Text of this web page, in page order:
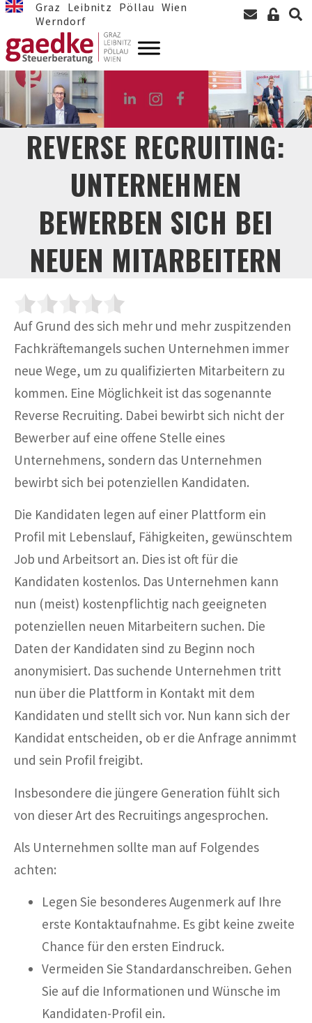
Graz Leibnitz Pöllau Wien
Werndorf
REVERSE RECRUITING:
UNTERNEHMEN
BEWERBEN SICH BEI
NEUEN MITARBEITERN
Auf Grund des sich mehr und mehr zuspitzenden
Fachkräftemangels suchen Unternehmen immer
neue Wege, um zu qualifizierten Mitarbeitern zu
kommen. Eine Möglichkeit ist das sogenannte
Reverse Recruiting. Dabei bewirbt sich nicht der
Bewerber auf eine offene Stelle eines
Unternehmens, sondern das Unternehmen
bewirbt sich bei potenziellen Kandidaten.
Die Kandidaten legen auf einer Plattform ein
Profil mit Lebenslauf, Fähigkeiten, gewünschtem
Job und Arbeitsort an. Dies ist oft für die
Kandidaten kostenlos. Das Unternehmen kann
nun (meist) kostenpflichtig nach geeigneten
potenziellen neuen Mitarbeitern suchen. Die
Daten der Kandidaten sind zu Beginn noch
anonymisiert. Das suchende Unternehmen tritt
nun über die Plattform in Kontakt mit dem
Kandidaten und stellt sich vor. Nun kann sich der
Kandidat entscheiden, ob er die Anfrage annimmt
und sein Profil freigibt.
Insbesondere die jüngere Generation fühlt sich
von dieser Art des Recruitings angesprochen.
Als Unternehmen sollte man auf Folgendes
achten:
Legen Sie besonderes Augenmerk auf Ihre
erste Kontaktaufnahme. Es gibt keine zweite
Chance für den ersten Eindruck.
Vermeiden Sie Standardanschreiben. Gehen
Sie auf die Informationen und Wünsche im
Kandidaten-Profil ein.